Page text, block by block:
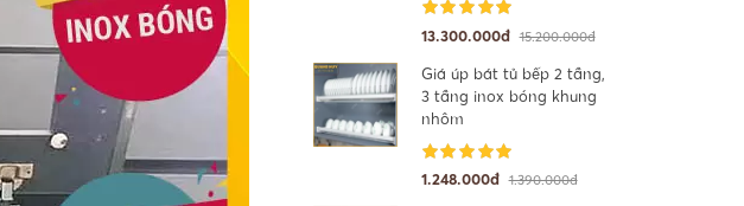
13.300.000đ 15.200.000đ
Giá úp bát tủ bếp 2 tầng,
3 tầng inox bóng khung
nhôm
1.248.000đ 1.390.000đ